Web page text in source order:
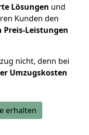
Lösungen und
Kunden den
Preis-Leistungen
nicht, denn bei
Umzugskosten
erhalten